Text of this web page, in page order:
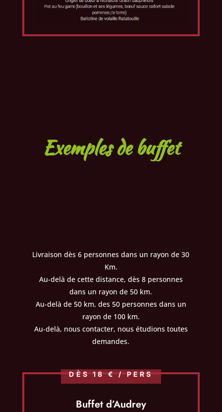
Exemples de buffet
Livraison dès 6 personnes dans un rayon de 30
Km.
Au-delà de cette distance, dès 8 personnes
dans un rayon de 50 km.
Au-delà de 50 km, des 50 personnes dans un
rayon de 100 km.
Au-delà, nous contacter, nous étudions toutes
demandes.
DÈS 18 € / PERS
Buffet d’Audrey